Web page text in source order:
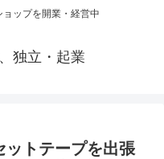
ップを開業・経営中
独立・起業
ットテープを出張